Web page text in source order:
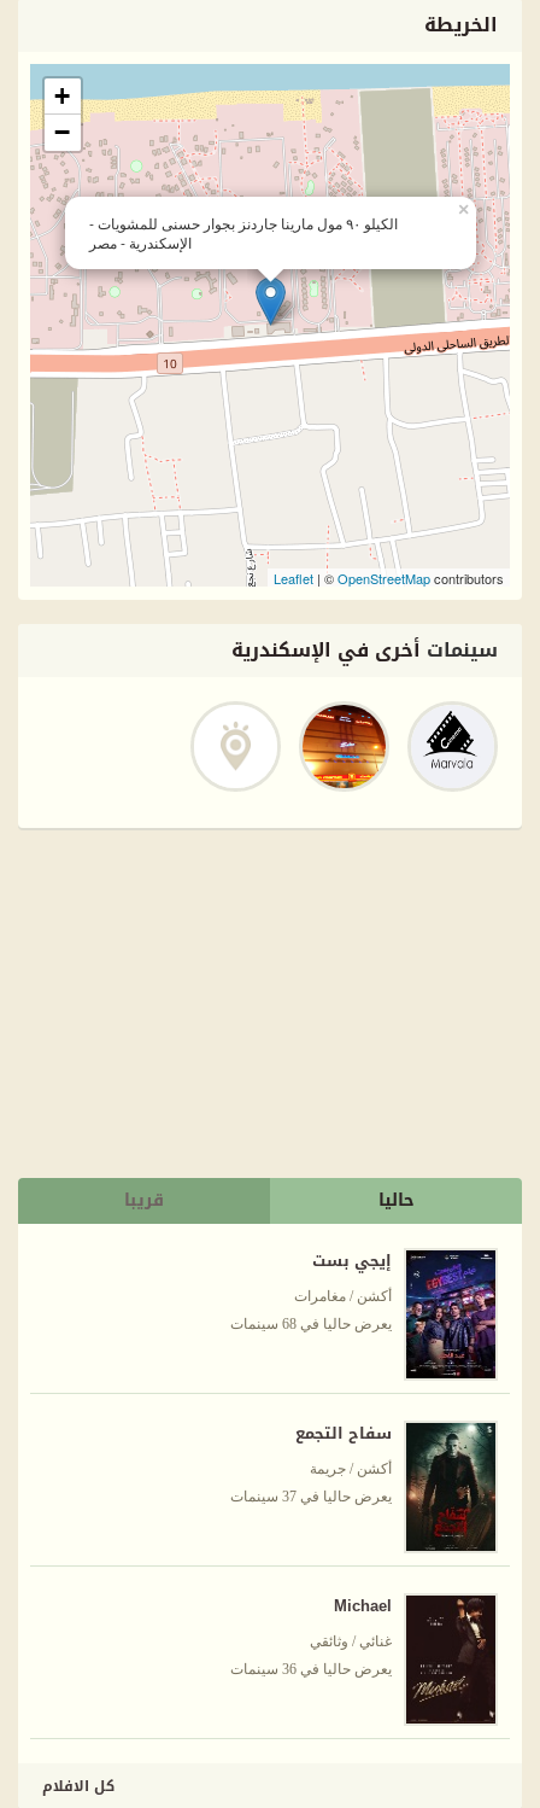
الخريطة
الكيلو ٩٠ مول مارينا جاردنز بجوار حسنى للمشويات -
الإسكندرية - مصر
×
+
−
Leaflet | ©OpenStreetMapcontributors
سينمات أخرى في الإسكندرية
حاليا قريبا
إيجي بست
أكشن / مغامرات
يعرض حاليا في 68 سينمات
سفاح التجمع
أكشن / جريمة
يعرض حاليا في 37 سينمات
Michael
غنائي / وثائقي
يعرض حاليا في 36 سينمات
كل الافلام